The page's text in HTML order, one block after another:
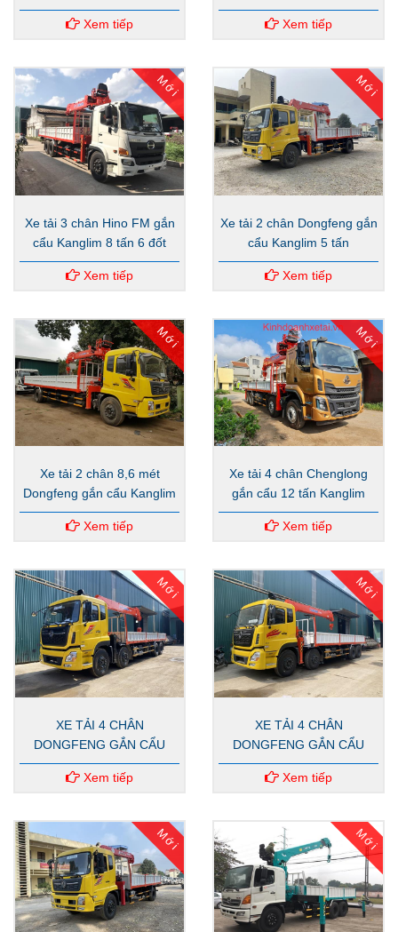
Xem tiếp Xem tiếp
Mới
Xe tải 3 chân Hino FM gắn
cẩu Kanglim 8 tấn 6 đốt
Xem tiếp
Mới
Xe tải 2 chân Dongfeng gắn
cẩu Kanglim 5 tấn
Xem tiếp
Mới
Xe tải 2 chân 8,6 mét
Dongfeng gắn cẩu Kanglim
5 tấn
Xem tiếp
Mới
Xe tải 4 chân Chenglong
gắn cẩu 12 tấn Kanglim
Xem tiếp
Mới
XE TẢI 4 CHÂN
DONGFENG GẮN CẨU
KANGLIM 12 TẤN
Xem tiếp
Mới
XE TẢI 4 CHÂN
DONGFENG GẮN CẨU
KANGLIM 8 TẤN
Xem tiếp
Mới Mới